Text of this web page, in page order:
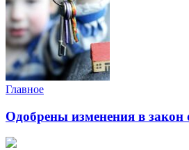
Главное
Одобрены изменения в закон